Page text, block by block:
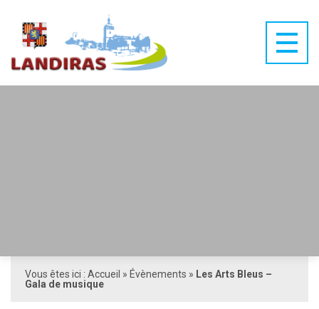
Vous êtes ici : Accueil » Évènements » Les Arts Bleus –
Gala de musique